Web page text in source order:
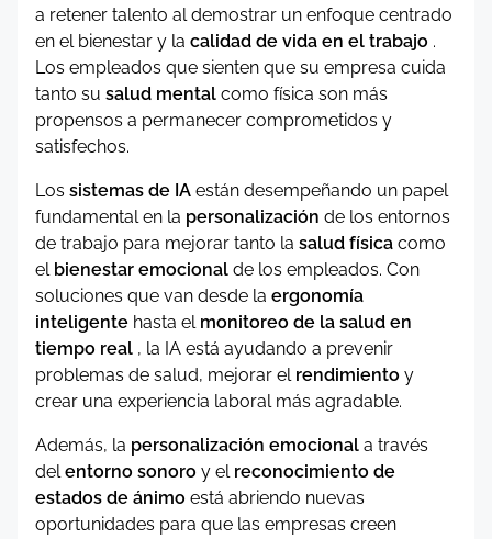
a retener talento al demostrar un enfoque centrado
en el bienestar y la calidad de vida en el trabajo .
Los empleados que sienten que su empresa cuida
tanto su salud mental como física son más
propensos a permanecer comprometidos y
satisfechos.
Los sistemas de IA están desempeñando un papel
fundamental en la personalización de los entornos
de trabajo para mejorar tanto la salud física como
el bienestar emocional de los empleados. Con
soluciones que van desde la ergonomía
inteligente hasta el monitoreo de la salud en
tiempo real , la IA está ayudando a prevenir
problemas de salud, mejorar el rendimiento y
crear una experiencia laboral más agradable.
Además, la personalización emocional a través
delentorno sonoro y el reconocimiento de
estados de ánimo está abriendo nuevas
oportunidades para que las empresas creen